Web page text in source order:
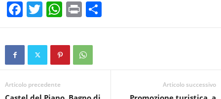
F
a
c
b
o
T
wi
tt
W
h
at
s
A
Pr
in
t
o
vi
Articolo precedente Articolo successivo